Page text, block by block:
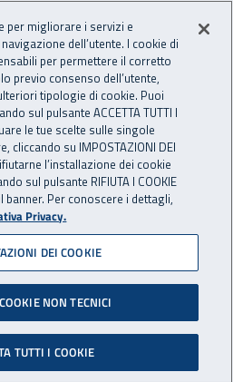
Nazionale
Apri cerca
principale
Per continuare la
alla
per migliorare i servizi e
dell’utente. I cookie di
per permettere il corretto
previo consenso dell’utente,
tipologie di cookie. Puoi
sul pulsante ACCETTA TUTTI I
le tue scelte sulle singole
cliccando su IMPOSTAZIONI DEI
l’installazione dei cookie
sul pulsante RIFIUTA I COOKIE
banner. Per conoscere i dettagli,
Privacy.
DEI COOKIE
NON TECNICI
TUTTI I COOKIE